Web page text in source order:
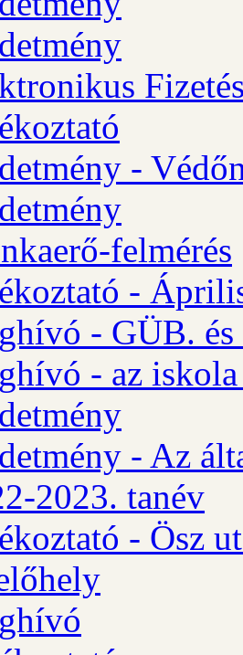
-
felmérés
-
- GÜB.
- az iskola
- Az
2023. tanév
- Ösz